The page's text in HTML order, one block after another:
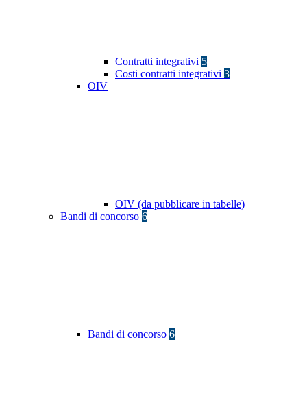
Contratti integrativi 5
Costi contratti integrativi 3
OIV
OIV (da pubblicare in tabelle)
Bandi di concorso 6
Bandi di concorso 6